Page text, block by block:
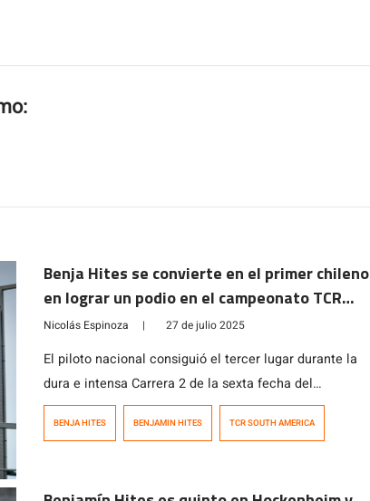
Benja Hites se convierte en el primer chileno
en lograr un podio en el campeonato TCR
South America
Nicolás Espinoza | 27 de julio 2025
El piloto nacional consiguió el tercer lugar durante la
dura e intensa Carrera 2 de la sexta fecha del
certamen disputada en Uruguay.
BENJA HITES BENJAMIN HITES TCR SOUTH AMERICA